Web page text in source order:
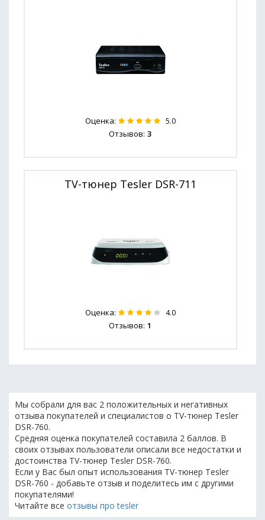
Оценка: 5.0
Отзывов: 3
TV-тюнер Tesler DSR-711
Оценка: 4.0
Отзывов: 1
Мы собрали для вас 2 положительных и негативных
отзыва покупателей и специалистов о TV-тюнер Tesler
DSR-760.
Средняя оценка покупателей составила 2 баллов. В
своих отзывах пользователи описали все недостатки и
достоинства TV-тюнер Tesler DSR-760.
Если у Вас был опыт использования TV-тюнер Tesler
DSR-760 - добавьте отзыв и поделитесь им с другими
покупателями!
Читайте все отзывы про tesler